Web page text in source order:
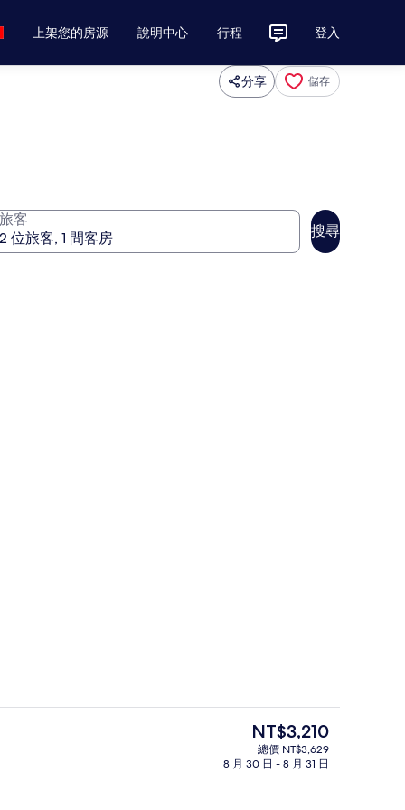
上架您的房源 說明中心 行程 登入
分享 儲存
旅客
搜尋
LCD 液晶電視
目
前
的
NT$3,210
總價 NT$3,629
8 月 30 日 - 8 月 31 日